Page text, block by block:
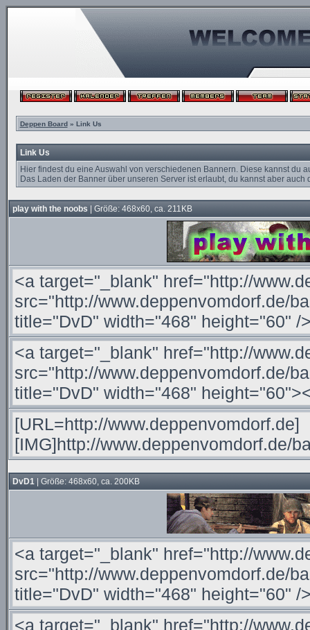
Deppen Board» Link Us
Link Us
Hier findest du eine Auswahl von verschiedenen Bannern. Diese kannst
Das Laden der Banner über unseren Server ist erlaubt, du kannst aber
play with the noobs | Größe: 468x60, ca. 211KB
DvD1 | Größe: 468x60, ca. 200KB